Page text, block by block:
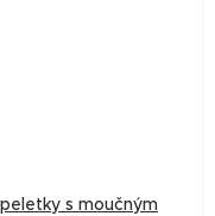
peletky s moučným